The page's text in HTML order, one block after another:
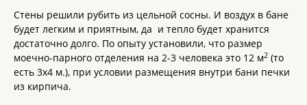
Стены решили рубить из цельной сосны. И воздух в бане
будет легким и приятным, да и тепло будет хранится
достаточно долго. По опыту установили, что размер
моечно-парного отделения на 2-3 человека это 12 м2 (то
есть 3х4 м.), при условии размещения внутри бани печки
из кирпича.